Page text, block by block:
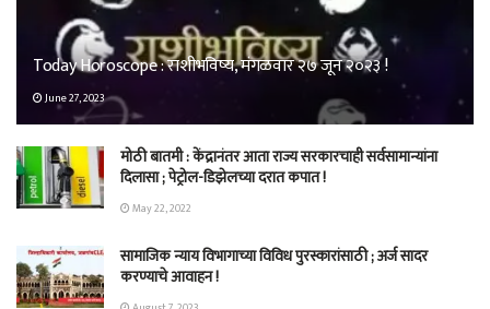
Today Horoscope : राशीभविष्य, मंगळवार २७ जून २०२३ !
June 27, 2023
मोठी बातमी : केंद्रानंतर आता राज्य सरकारचाही सर्वसामान्यांना
दिलासा ; पेट्रोल-डिझेलच्या दरात कपात !
May 22, 2022
सामाजिक न्याय विभागाच्या विविध पुरस्कारांसाठी ; अर्ज सादर
करण्याचे आवाहन !